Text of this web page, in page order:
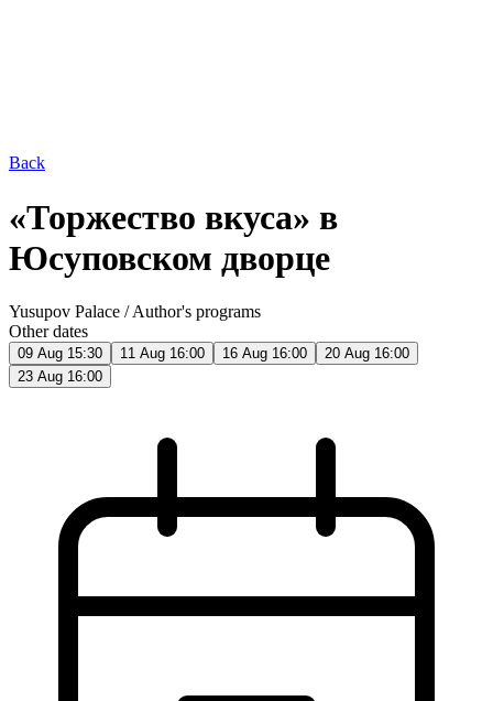
Back
«Торжество вкуса» в
Юсуповском дворце
Yusupov Palace /Author's programs
Other dates
09 Aug 15:30 11 Aug 16:00 16 Aug 16:00
20 Aug 16:00
23 Aug 16:00